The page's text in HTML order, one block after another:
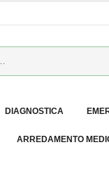
DIAGNOSTICA
ARREDAMENTO